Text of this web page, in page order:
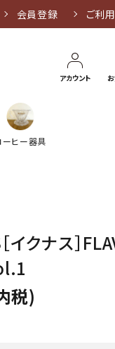
会員登録 ご利
アカウント
ーヒー器具
イクナス］
税)